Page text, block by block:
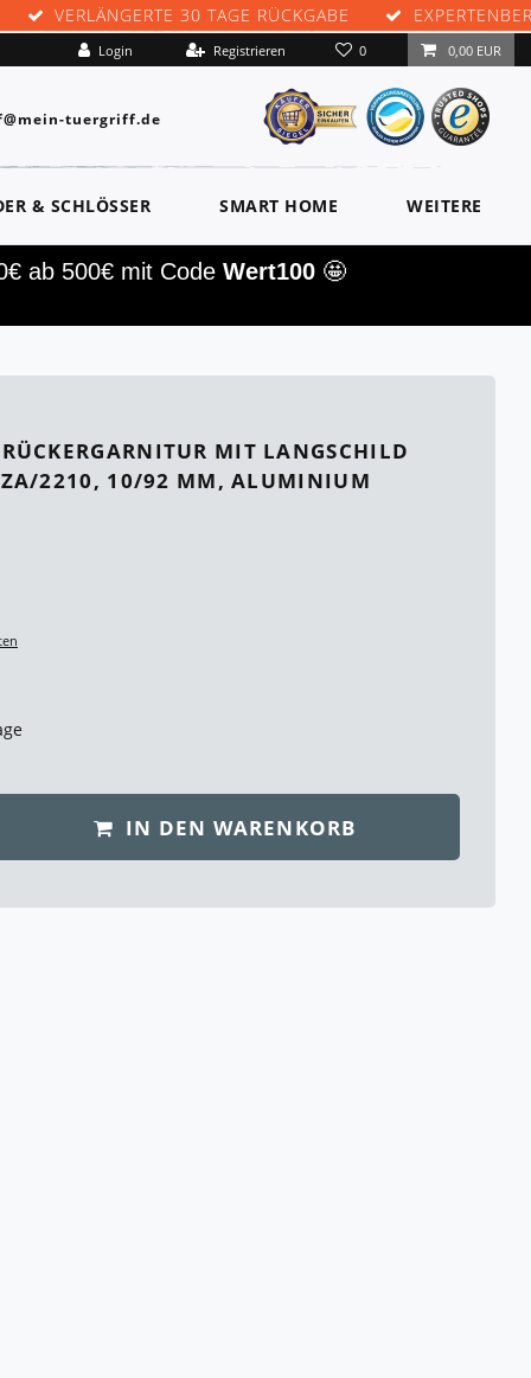
VERLÄNGERTE 30 TAGE RÜCKGABE
Login Registrieren 0 0,00 EUR
tuergriff.de
& SCHLÖSSER SMART HOME WEITERE
ab 500€ mit Code Wert100🤩
MIT LANGSCHILD
2210, 10/92 MM, ALUMINIUM
IN DEN WARENKORB